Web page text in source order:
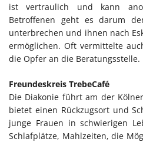
ist vertraulich und kann
Betroffenen geht es darum
unterbrechen und ihnen nach
ermöglichen. Oft vermittelte
die Opfer an die Beratungsstelle.
Freundeskreis TrebeCafé
Die Diakonie führt am der
bietet einen Rückzugsort und
junge Frauen in schwierigen
Schlafplätze, Mahlzeiten, die